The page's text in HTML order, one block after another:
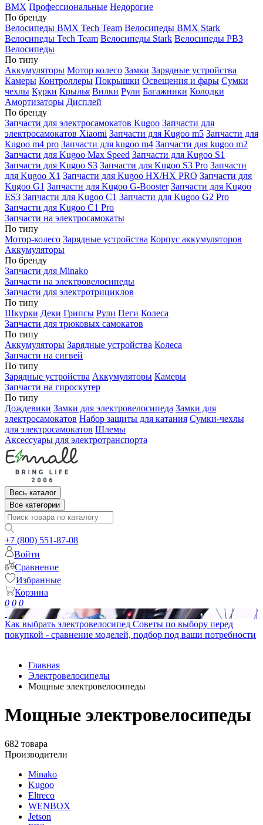
BMX Профессиональные Недорогие
По бренду
Велосипеды BMX Tech Team Велосипеды BMX Stark
Велосипеды Tech Team Велосипеды Stark Велосипеды РВЗ
Велосипеды
По типу
Аккумуляторы Мотор колесо Замки Зарядные устройства
Камеры Контроллеры Покрышки Освещения и фары Сумки
чехлы Курки Крылья Вилки Рули Багажники Колодки
Амортизаторы Дисплей
По бренду
Запчасти для электросамокатов Kugoo Запчасти для
электросамокатов Xiaomi Запчасти для Kugoo m5 Запчасти для
Кugoo m4 pro Запчасти для kugoo m4 Запчасти для kugoo m2
Запчасти для Kugoo Max Speed Запчасти для Kugoo S1
Запчасти для Kugoo S3 Запчасти для Kugoo S3 Pro Запчасти
для Kugoo X1 Запчасти для Kugoo HX/HX PRO Запчасти для
Kugoo G1 Запчасти для Kugoo G-Booster Запчасти для Kugoo
ES3 Запчасти для Kugoo C1 Запчасти для Kugoo G2 Pro
Запчасти для Kugoo C1 Pro
Запчасти на электросамокаты
По типу
Мотор-колесо Зарядные устройства Корпус аккумуляторов
Аккумуляторы
По бренду
Запчасти для Minako
Запчасти на электровелосипеды
Запчасти для электротрициклов
По типу
Шкурки Деки Грипсы Рули Пеги Колеса
Запчасти для трюковых самокатов
По типу
Аккумуляторы Зарядные устройства Колеса
Запчасти на сигвей
По типу
Зарядные устройства Аккумуляторы Камеры
Запчасти на гироскутер
По типу
Дождевики Замки для электровелосипеда Замки для
электросамокатов Набор защиты для катания Сумки-чехлы
для электросамокатов Шлемы
Аксессуары для электротранспорта
Весь каталог
Все категории
+7 (800) 551-87-08
Войти
Сравнение
Избранные
Корзина
0 0 0
Как выбрать электровелосипед Советы по выбору перед
покупкой - сравнение моделей, подбор под ваши потребности
Главная
Электровелосипеды
Мощные электровелосипеды
Мощные электровелосипеды
682 товара
Производители
Minako
Kugoo
Eltreco
WENBOX
Jetson